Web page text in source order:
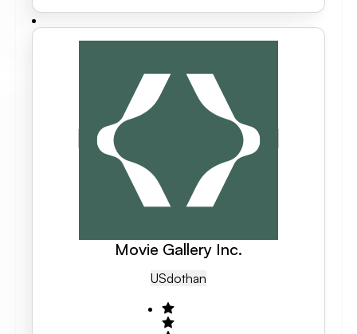
Movie Gallery Inc.
USDothan